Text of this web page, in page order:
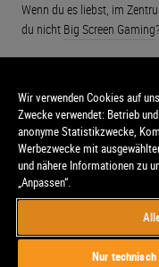
Wenn du es liebst, im
du nicht Big Screen Gaming?
© CinemaxX. Alle Rechte
Wir verwenden Cookies auf
Zwecke verwendet: Betrieb
anonyme Statistikzwecke,
Werbezwecke mit
und nähere Informationen zu
„Anpassen“.
Nur